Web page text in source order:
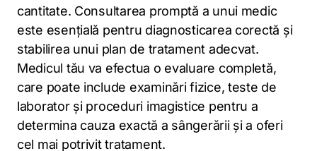
cantitate. Consultarea promptă a unui medic
este esențială pentru diagnosticarea corectă și
stabilirea unui plan de tratament adecvat.
Medicul tău va efectua o evaluare completă,
care poate include examinări fizice, teste de
laborator și proceduri imagistice pentru a
determina cauza exactă a sângerării și a oferi
cel mai potrivit tratament.